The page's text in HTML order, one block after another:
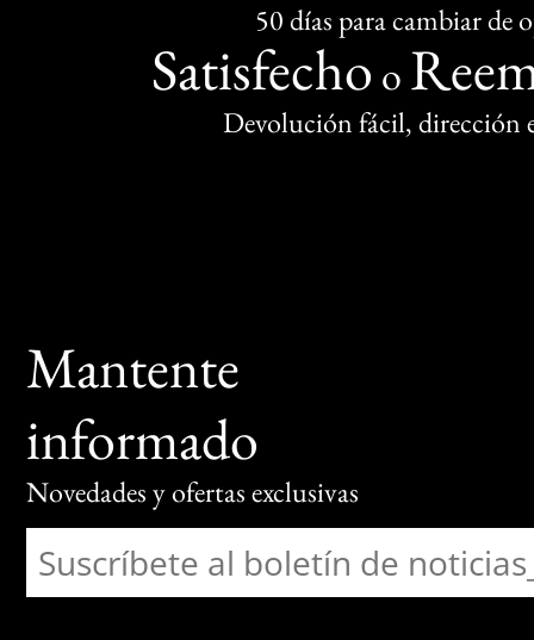
50 días para cambiar de
Satisfecho o
Devolución fácil, dirección
Mantente
informado
Novedades y ofertas exclusivas